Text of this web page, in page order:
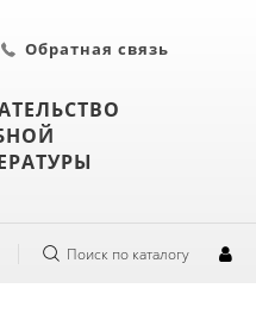
Обратная связь
Поиск по каталогу